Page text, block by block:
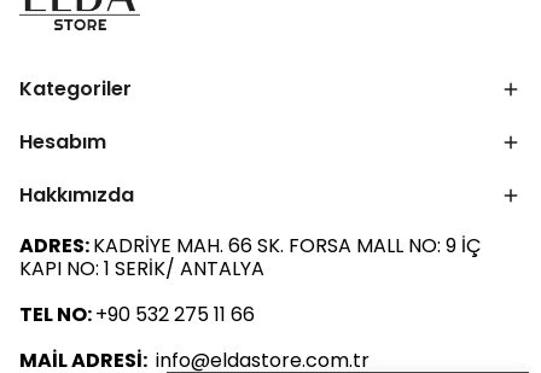
Kategoriler
Hesabım
Hakkımızda
ADRES:KADRİYE MAH. 66 SK. FORSA MALL NO: 9 İÇ
KAPI NO: 1 SERİK/ ANTALYA
TEL NO:+90 532 275 11 66
MAİL ADRESİ: info@eldastore.com.tr